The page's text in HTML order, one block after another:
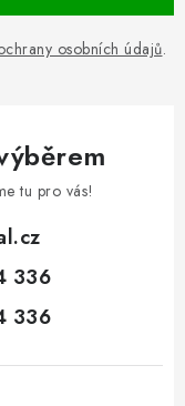
osobních údajů.
tu pro vás!
336
336